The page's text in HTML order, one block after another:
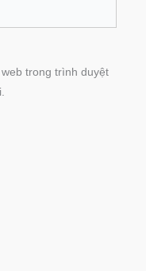
trong trình duyệt